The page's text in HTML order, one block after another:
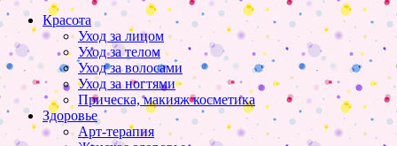
Красота
Уход за лицом
Уход за телом
Уход за волосами
Уход за ногтями
Прическа, макияж косметика
Здоровье
Арт-терапия